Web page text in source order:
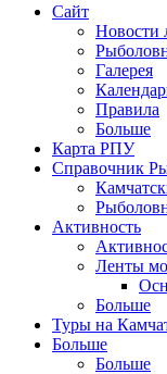
Сайт
Новости
Галерея
Правила
Больше
Карта РПУ
Справочник
Активность
Ленты
Больше
Туры на
Больше
Больше